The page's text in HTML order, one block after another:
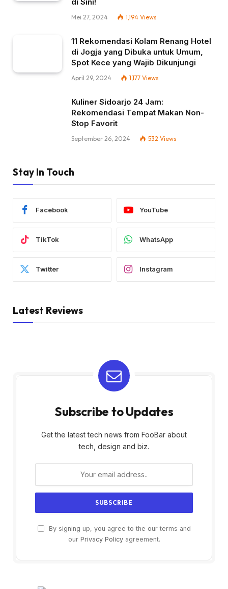
Mei 27, 2024 1,194 Views
11 Rekomendasi Kolam Renang Hotel
di Jogja yang Dibuka untuk Umum,
Spot Kece yang Wajib Dikunjungi
April 29, 2024 1,177 Views
Kuliner Sidoarjo 24 Jam:
Rekomendasi Tempat Makan Non-
Stop Favorit
September 26, 2024 532 Views
Stay In Touch
Facebook YouTube
TikTok WhatsApp
Twitter Instagram
Latest Reviews
Subscribe to Updates
Get the latest tech news from FooBar about
tech, design and biz.
By signing up, you agree to the our terms and
our Privacy Policyagreement.